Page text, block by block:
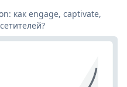
как engage, captivate,